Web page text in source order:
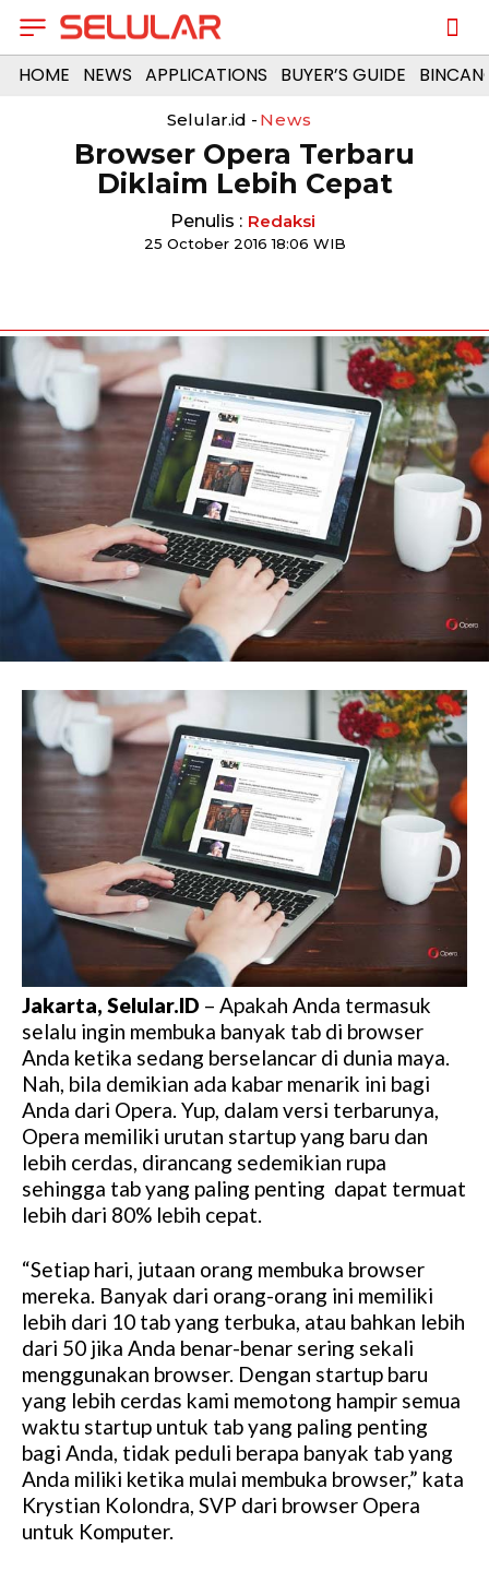
HOME NEWS APPLICATIONS BUYER’S GUIDE
Selular.id - News
Browser Opera Terbaru
Diklaim Lebih Cepat
Penulis : Redaksi
25 October 2016 18:06 WIB
Jakarta, Selular.ID – Apakah Anda termasuk
selalu ingin membuka banyak tab di browser
Anda ketika sedang berselancar di dunia maya.
Nah, bila demikian ada kabar menarik ini bagi
Anda dari Opera. Yup, dalam versi terbarunya,
Opera memiliki urutan startup yang baru dan
lebih cerdas, dirancang sedemikian rupa
sehingga tab yang paling penting dapat termuat
lebih dari 80% lebih cepat.
“Setiap hari, jutaan orang membuka browser
mereka. Banyak dari orang-orang ini memiliki
lebih dari 10 tab yang terbuka, atau bahkan lebih
dari 50 jika Anda benar-benar sering sekali
menggunakan browser. Dengan startup baru
yang lebih cerdas kami memotong hampir semua
waktu startup untuk tab yang paling penting
bagi Anda, tidak peduli berapa banyak tab yang
Anda miliki ketika mulai membuka browser,” kata
Krystian Kolondra, SVP dari browser Opera
untuk Komputer.